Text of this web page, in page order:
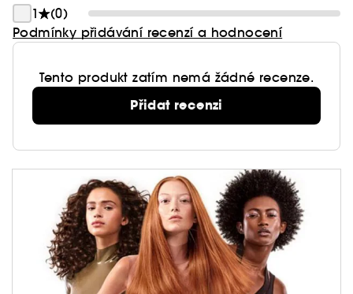
1
(0)
Podmínky přidávání recenzí a hodnocení
Tento produkt zatím nemá žádné recenze.
Přidat recenzi